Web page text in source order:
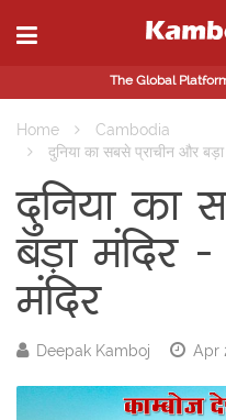
The Global
Home
Cambodia
दुनिया का सबसे प्राचीन और
दुनिया का
बड़ा मंदिर
मंदिर
Deepak Kamboj Apr